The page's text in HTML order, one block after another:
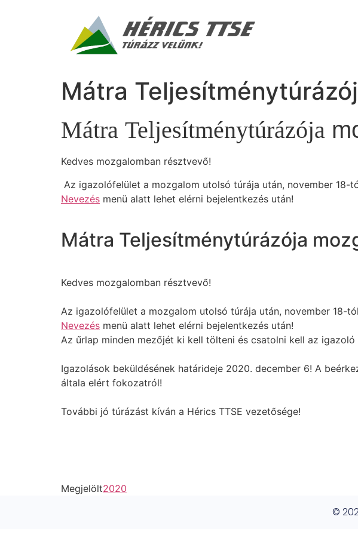
Mátra
Mátra Teljesítménytúrázója
Kedves mozgalomban résztvevő!
Az igazolófelület a mozgalom utolsó túrája után, november
Nevezés menü alatt lehet elérni bejelentkezés után!
Mátra Teljesítménytúrázója
Kedves mozgalomban résztvevő!
Az igazolófelület a mozgalom utolsó túrája után, november 18-
Nevezés menü alatt lehet elérni bejelentkezés után!
Az űrlap minden mezőjét ki kell tölteni és csatolni kell az
Igazolások beküldésének határideje 2020. december 6! A
általa elért fokozatról!
További jó túrázást kíván a Hérics TTSE vezetősége!
Megjelölt2020
©